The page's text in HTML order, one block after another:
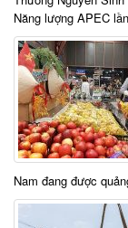
Năng lượng APEC
Nam đang được